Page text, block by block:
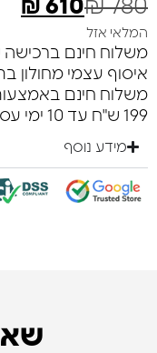
₪780
₪ 610
המלאי אזל
משלוח חינם ברכישה של מעל 350 ש"ח
איסוף עצמי מחולון
199 ש"ח עד 10 ימי עסקים.
מידע נוסף